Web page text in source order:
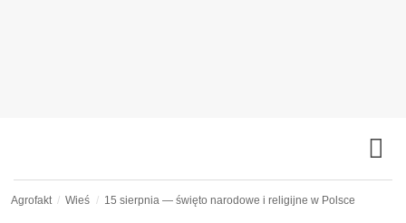
Agrofakt Wieś 15 sierpnia — święto narodowe i religijne w Polsce